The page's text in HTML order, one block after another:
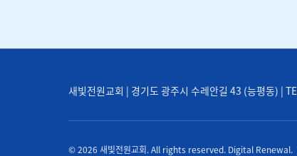
새빛전원교회 | 경기도 광주시 수레안길 43 (능평동)
© 2026 새빛전원교회. All rights reserved. Digital Renewal.